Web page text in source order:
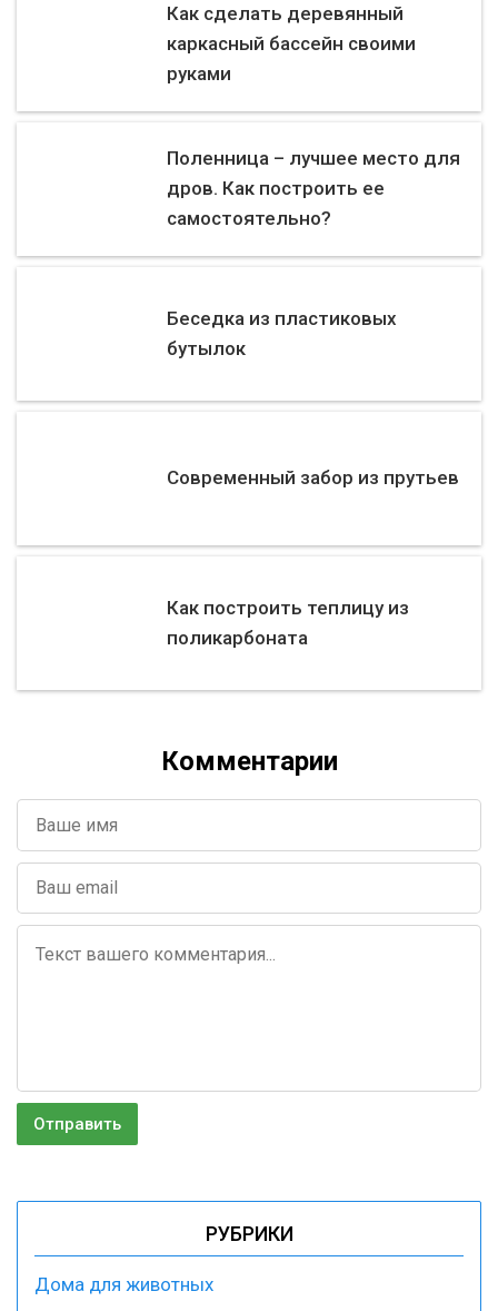
РУБРИКИ
Дома для животных
Как сделать деревянный
каркасный бассейн своими
руками
Поленница – лучшее место для
дров. Как построить ее
самостоятельно?
Беседка из пластиковых
бутылок
Современный забор из прутьев
Как построить теплицу из
поликарбоната
Комментарии